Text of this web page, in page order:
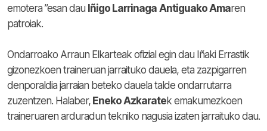
emotera ”esan dau Iñigo Larrinaga Antiguako Amaren
patroiak.
Ondarroako Arraun Elkarteak ofizial egin dau Iñaki Errastik
gizonezkoen traineruan jarraituko dauela, eta zazpigarren
denporaldia jarraian beteko dauela talde ondarrutarra
zuzentzen. Halaber, Eneko Azkaratek emakumezkoen
traineruaren arduradun tekniko nagusia izaten jarraituko dau.